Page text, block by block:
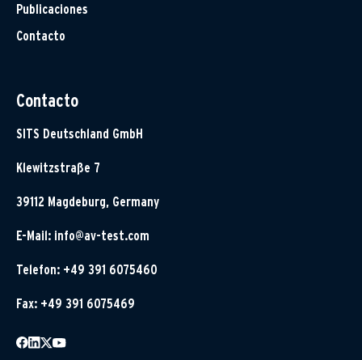
Publicaciones
Contacto
Contacto
SITS Deutschland GmbH
Klewitzstraße 7
39112 Magdeburg, Germany
E-Mail: info@av-test.com
Telefon: +49 391 6075460
Fax: +49 391 6075469